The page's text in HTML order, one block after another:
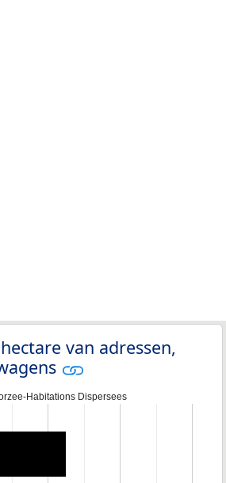
van adressen,
Habitations Dispersees